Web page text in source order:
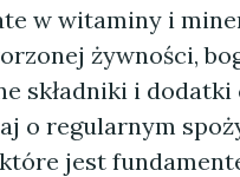
w witaminy i
żywności,
składniki i dodatki
o regularnym
które jest